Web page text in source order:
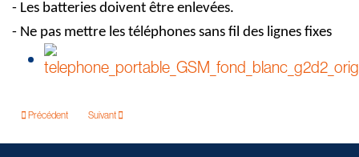
- Les batteries doivent être enlevées.
- Ne pas mettre les téléphones sans fil des lignes fixes
Précédent Suivant